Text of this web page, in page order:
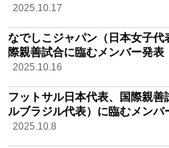
2025.10.17
なでしこジャパン（日本女子代
際親善試合に臨むメンバー発表
2025.10.16
フットサル日本代表、国際親
ルブラジル代表）に臨むメンバ
2025.10.8